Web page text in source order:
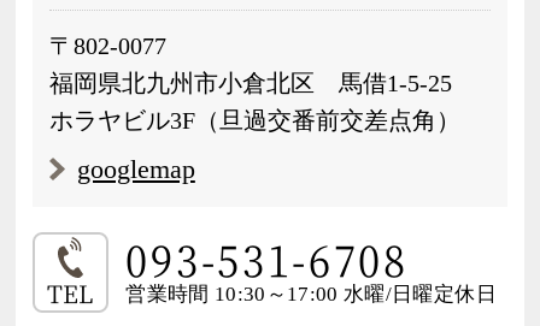
〒802-0077
福岡県北九州市小倉北区 馬借1-5-25
ホラヤビル3F（旦過交番前交差点角）
googlemap
TEL
093-531-6708
営業時間 10:30～17:00 水曜/日曜定休日